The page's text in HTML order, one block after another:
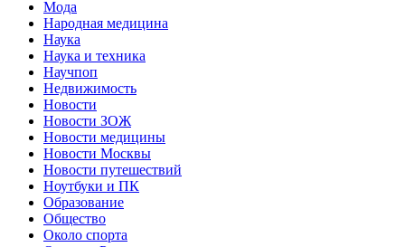
Мода
Народная медицина
Наука
Наука и техника
Научпоп
Недвижимость
Новости
Новости ЗОЖ
Новости медицины
Новости Москвы
Новости путешествий
Ноутбуки и ПК
Образование
Общество
Около спорта